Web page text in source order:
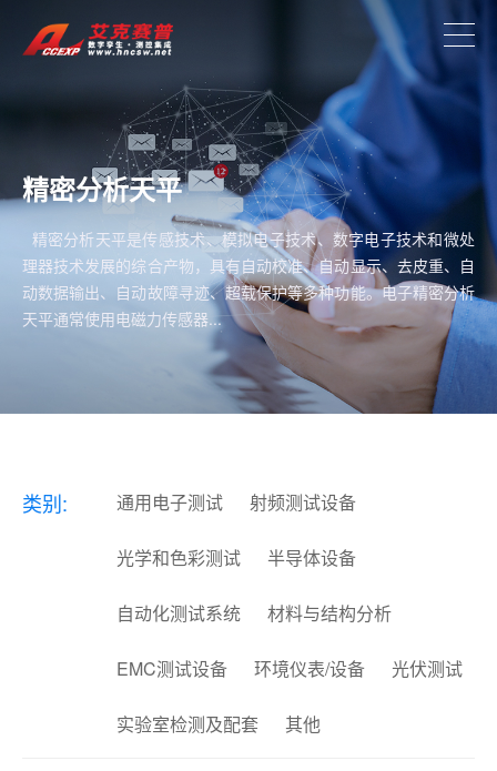
精密分析天平
精密分析天平是传感技术、模拟电子技术、数字电子技术和微处
理器技术发展的综合产物，具有自动校准、自动显示、去皮重、自
动数据输出、自动故障寻迹、超载保护等多种功能。电子精密分析
天平通常使用电磁力传感器...
类别: 通用电子测试 射频测试设备
光学和色彩测试 半导体设备
自动化测试系统 材料与结构分析
EMC测试设备 环境仪表/设备 光伏测试
实验室检测及配套 其他